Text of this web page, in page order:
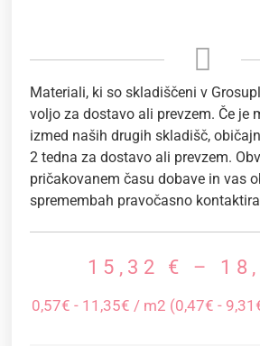
Materiali, ki so skladiščeni v
voljo za dostavo ali prevzem. Če je
izmed naših drugih skladišč,
2 tedna za dostavo ali prevzem.
pričakovanem času dobave in vas
spremembah pravočasno
15,32 € –
0,57€ - 11,35€ / m2 (0,47€ -